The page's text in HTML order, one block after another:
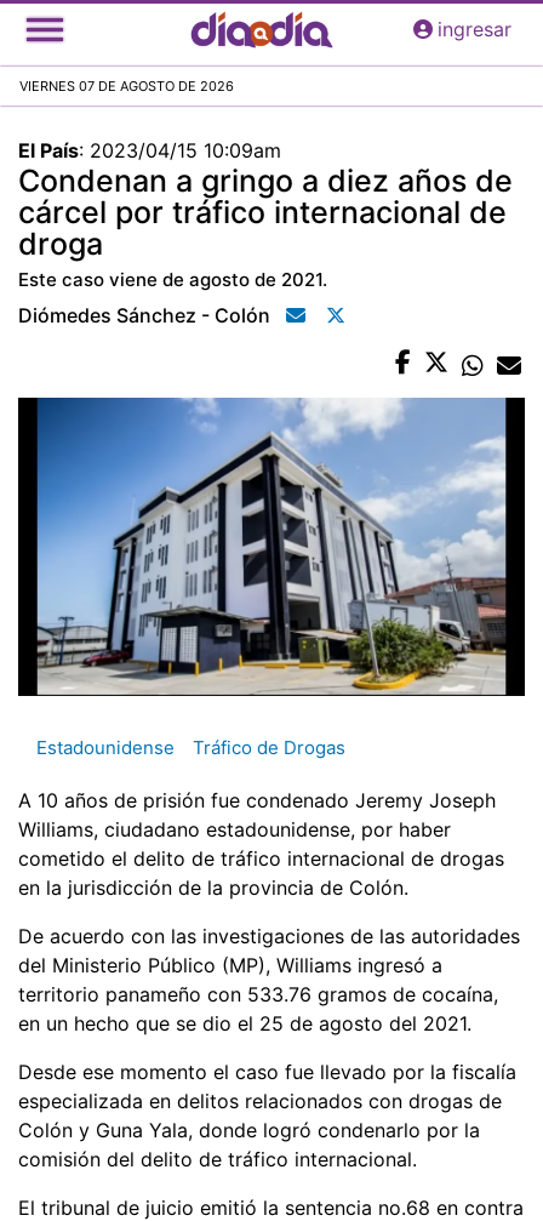
Pasar
al
principal
ingresar
VIERNES 07 DE AGOSTO DE 2026
El País: 2023/04/15 10:09am
Condenan a gringo a diez años de
cárcel por tráfico internacional de
droga
Este caso viene de agosto de 2021.
Diómedes Sánchez - Colón
Estadounidense Tráfico de Drogas
A 10 años de prisión fue condenado Jeremy Joseph
Williams, ciudadano estadounidense, por haber
cometido el delito de tráfico internacional de drogas
en la jurisdicción de la provincia de Colón.
De acuerdo con las investigaciones de las autoridades
del Ministerio Público (MP), Williams ingresó a
territorio panameño con 533.76 gramos de cocaína,
en un hecho que se dio el 25 de agosto del 2021.
Desde ese momento el caso fue llevado por la fiscalía
especializada en delitos relacionados con drogas de
Colón y Guna Yala, donde logró condenarlo por la
comisión del delito de tráfico internacional.
El tribunal de juicio emitió la sentencia no.68 en contra